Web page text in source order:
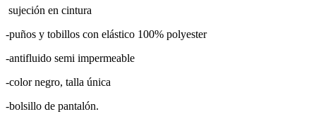
sujeción en cintura
-puños y tobillos con elástico 100% polyester
-antifluido semi impermeable
-color negro, talla única
-bolsillo de pantalón.